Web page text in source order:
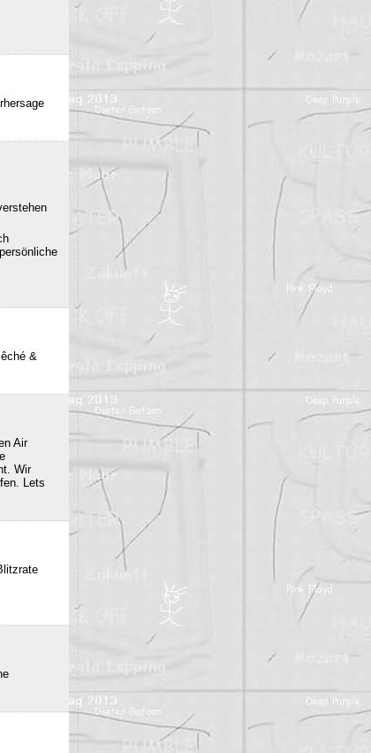
&
Air
Wir
Lets